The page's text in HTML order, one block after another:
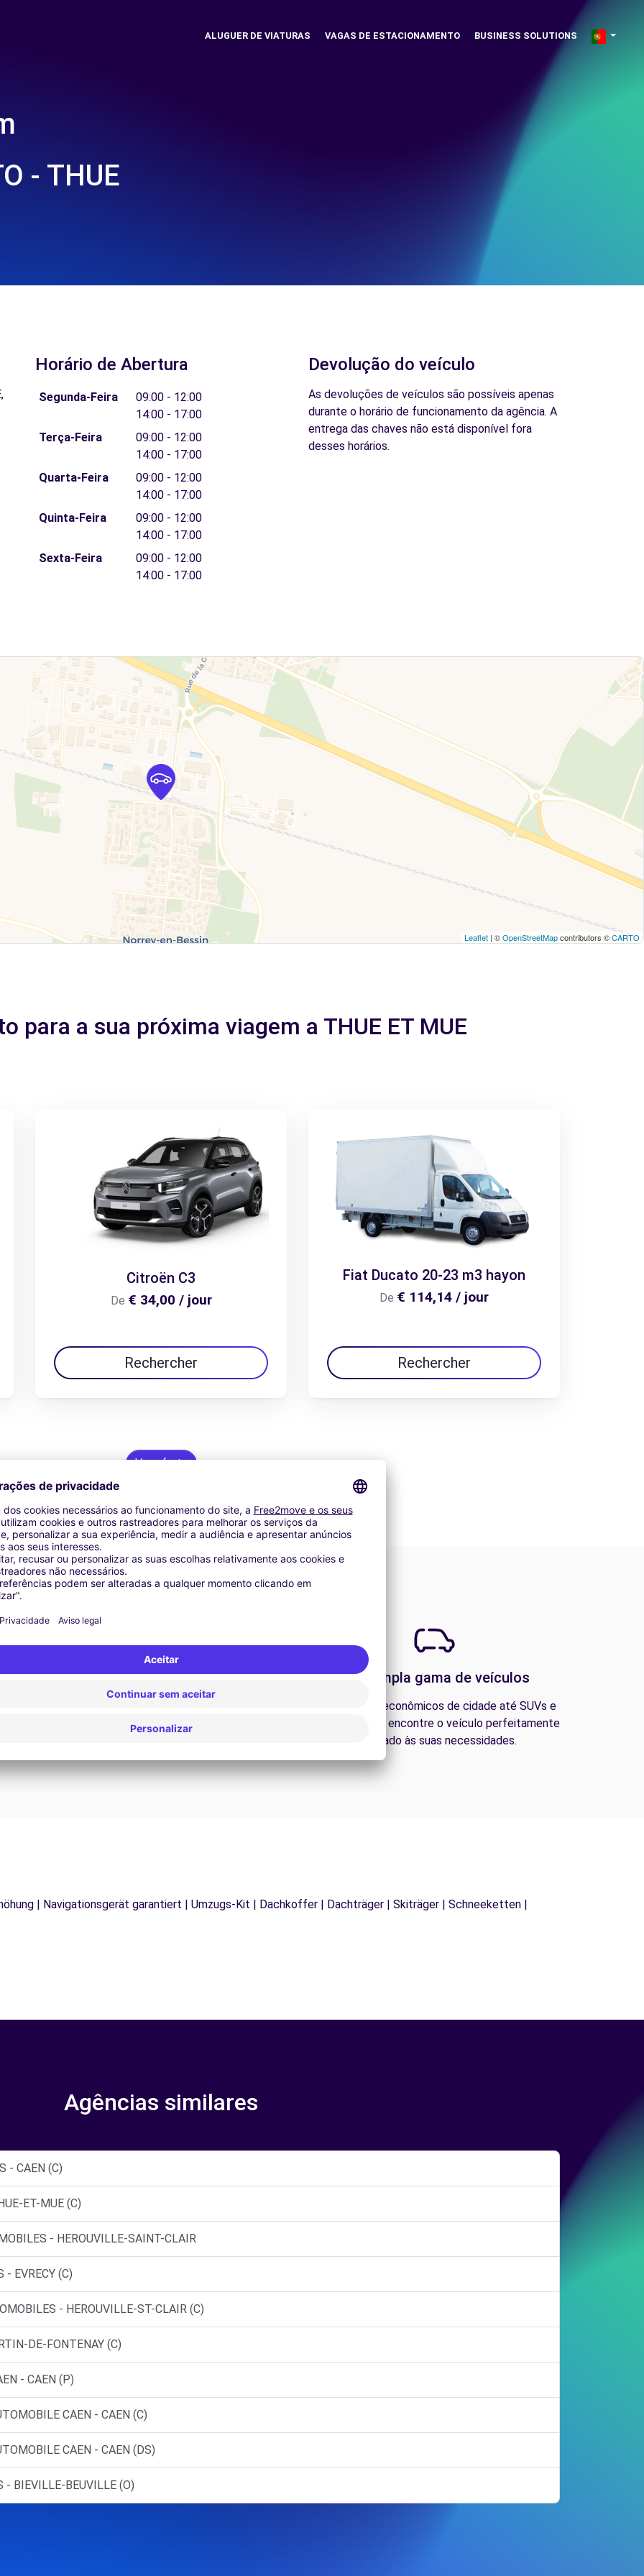
ALUGUER DE VIATURAS VAGAS DE ESTACIONAMENTO BUSINESS SOLUTIONS
- THUE
Horário de Abertura
Segunda-Feira
09:00 - 12:00
14:00 - 17:00
Terça-Feira
09:00 - 12:00
14:00 - 17:00
Quarta-Feira
09:00 - 12:00
14:00 - 17:00
Quinta-Feira
09:00 - 12:00
14:00 - 17:00
Sexta-Feira
09:00 - 12:00
14:00 - 17:00
Devolução do veículo
As devoluções de veículos são possíveis apenas
durante o horário de funcionamento da agência. A
entrega das chaves não está disponível fora
desses horários.
Leaflet | ©OpenStreetMapcontributors ©CARTO
para a sua próxima viagem a THUE ET MUE
Citroën C3
De € 34,00 / jour
Rechercher
Fiat Ducato 20-23 m3 hayon
De € 114,14 / jour
Rechercher
Ver oferta
Assistência 24/7
está disponível a qualquer momento para garantir
Uma ampla gama de veículos
Desde carros econômicos de cidade até SUVs e
vans familiares, encontre o veículo perfeitamente
adequado às suas necessidades.
| Navigationsgerät garantiert | Umzugs-Kit | Dachkoffer | Dachträger | Skiträger | Schneeketten |
Agências similares
- CAEN (C)
ET-MUE (C)
- HEROUVILLE-SAINT-CLAIR
EVRECY (C)
- HEROUVILLE-ST-CLAIR (C)
DE-FONTENAY (C)
- CAEN (P)
CAEN - CAEN (C)
CAEN - CAEN (DS)
- BIEVILLE-BEUVILLE (O)